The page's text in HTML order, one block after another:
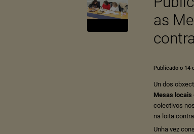
as
Publicado o 14
Un dos
Mesas locais
colectivos
na loita
Unha vez